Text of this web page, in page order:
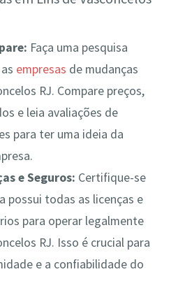
Faça uma pesquisa
empresas de mudanças
RJ. Compare preços,
e leia avaliações de
para ter uma ideia da
e Seguros: Certifique-se
possui todas as licenças e
para operar legalmente
RJ. Isso é crucial para
e a confiabilidade do